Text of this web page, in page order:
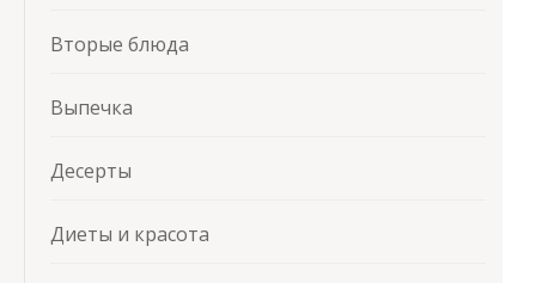
Вторые блюда
Выпечка
Десерты
Диеты и красота